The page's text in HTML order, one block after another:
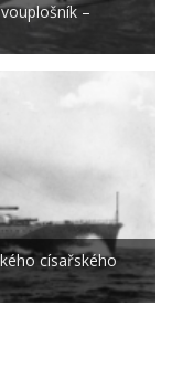
–
císařského